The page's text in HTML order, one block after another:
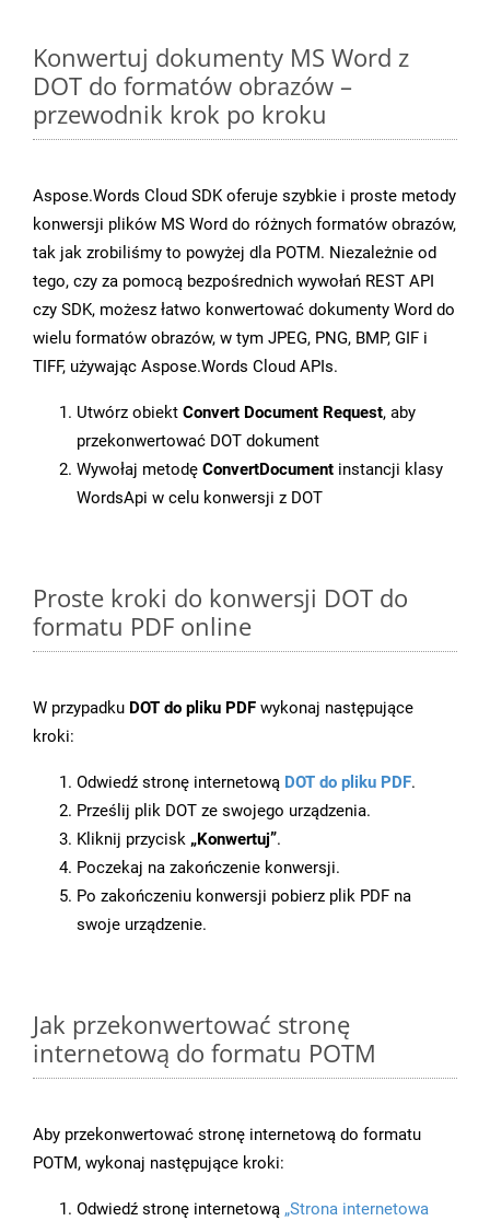
Konwertuj dokumenty MS Word z
DOT do formatów obrazów –
przewodnik krok po kroku
Aspose.Words Cloud SDK oferuje szybkie i proste metody
konwersji plików MS Word do różnych formatów obrazów,
tak jak zrobiliśmy to powyżej dla POTM. Niezależnie od
tego, czy za pomocą bezpośrednich wywołań REST API
czy SDK, możesz łatwo konwertować dokumenty Word do
wielu formatów obrazów, w tym JPEG, PNG, BMP, GIF i
TIFF, używając Aspose.Words Cloud APIs.
Utwórz obiekt Convert Document Request, aby
przekonwertować DOT dokument
Wywołaj metodę ConvertDocument instancji klasy
WordsApi w celu konwersji z DOT
Proste kroki do konwersji DOT do
formatu PDF online
W przypadku DOT do pliku PDF wykonaj następujące
kroki:
Odwiedź stronę internetową DOT do pliku PDF.
Prześlij plik DOT ze swojego urządzenia.
Kliknij przycisk „Konwertuj”.
Poczekaj na zakończenie konwersji.
Po zakończeniu konwersji pobierz plik PDF na
swoje urządzenie.
Jak przekonwertować stronę
internetową do formatu POTM
Aby przekonwertować stronę internetową do formatu
POTM, wykonaj następujące kroki:
Odwiedź stronę internetową „Strona internetowa